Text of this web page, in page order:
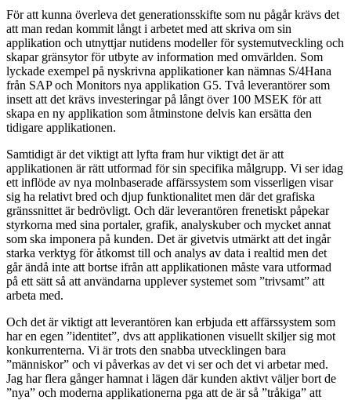
För att kunna överleva det generationsskifte som nu pågår krävs det
att man redan kommit långt i arbetet med att skriva om sin
applikation och utnyttjar nutidens modeller för systemutveckling och
skapar gränsytor för utbyte av information med omvärlden. Som
lyckade exempel på nyskrivna applikationer kan nämnas S/4Hana
från SAP och Monitors nya applikation G5. Två leverantörer som
insett att det krävs investeringar på långt över 100 MSEK för att
skapa en ny applikation som åtminstone delvis kan ersätta den
tidigare applikationen.
Samtidigt är det viktigt att lyfta fram hur viktigt det är att
applikationen är rätt utformad för sin specifika målgrupp. Vi ser idag
ett inflöde av nya molnbaserade affärssystem som visserligen visar
sig ha relativt bred och djup funktionalitet men där det grafiska
gränssnittet är bedrövligt. Och där leverantören frenetiskt påpekar
styrkorna med sina portaler, grafik, analyskuber och mycket annat
som ska imponera på kunden. Det är givetvis utmärkt att det ingår
starka verktyg för åtkomst till och analys av data i realtid men det
går ändå inte att bortse ifrån att applikationen måste vara utformad
på ett sätt så att användarna upplever systemet som ”trivsamt” att
arbeta med.
Och det är viktigt att leverantören kan erbjuda ett affärssystem som
har en egen ”identitet”, dvs att applikationen visuellt skiljer sig mot
konkurrenterna. Vi är trots den snabba utvecklingen bara
”människor” och vi påverkas av det vi ser och det vi arbetar med.
Jag har flera gånger hamnat i lägen där kunden aktivt väljer bort de
”nya” och moderna applikationerna pga att de är så ”tråkiga” att